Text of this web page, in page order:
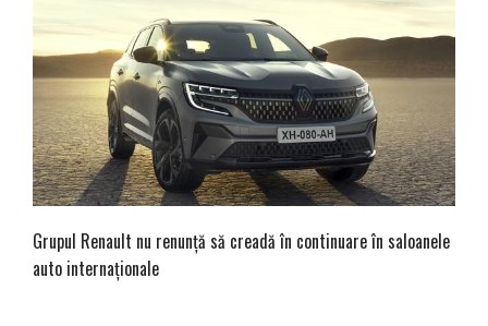
Grupul Renault nu renunță să creadă în continuare în saloanele
auto internaționale